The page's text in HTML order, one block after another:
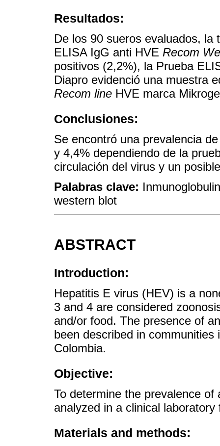
Resultados:
De los 90 sueros evaluados,
ELISA IgG anti HVE Recom
positivos (2,2%), la Prueba
Diapro evidenció una muestra
Recom line HVE marca
Conclusiones:
Se encontró una prevalencia
y 4,4% dependiendo de la
circulación del virus y un
Palabras clave:
western blot
ABSTRACT
Introduction:
Hepatitis E virus (HEV) is a
3 and 4 are considered
and/or food. The presence of
been described in communities
Colombia.
Objective:
To determine the prevalence
analyzed in a clinical
Materials and methods: